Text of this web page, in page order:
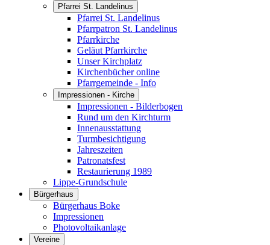
Pfarrei St. Landelinus
Pfarrei St. Landelinus
Pfarrpatron St. Landelinus
Pfarrkirche
Geläut Pfarrkirche
Unser Kirchplatz
Kirchenbücher online
Pfarrgemeinde - Info
Impressionen - Kirche
Impressionen - Bilderbogen
Rund um den Kirchturm
Innenausstattung
Turmbesichtigung
Jahreszeiten
Patronatsfest
Restaurierung 1989
Lippe-Grundschule
Bürgerhaus
Bürgerhaus Boke
Impressionen
Photovoltaikanlage
Vereine